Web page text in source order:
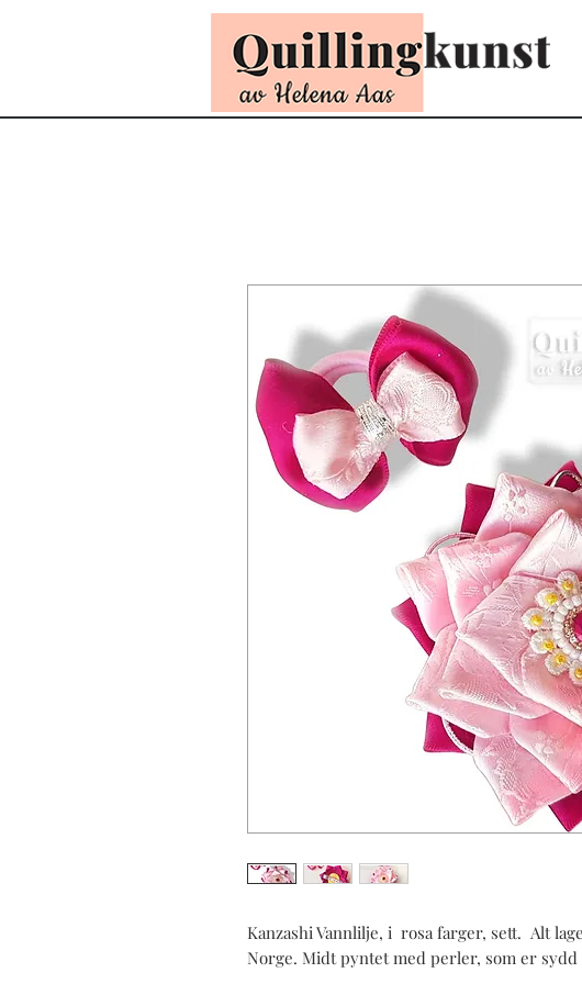
Kanzashi Vannlilje, i rosa farger, sett. Alt
Norge. Midt pyntet med perler, som er